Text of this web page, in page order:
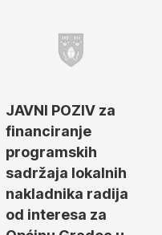
JAVNI POZIV za
financiranje
programskih
sadržaja lokalnih
nakladnika radija
od interesa za